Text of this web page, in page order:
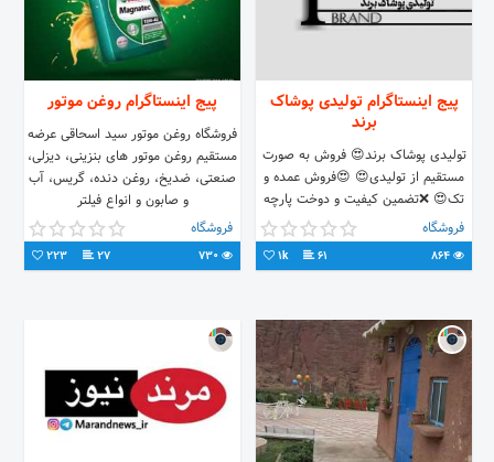
پیج اینستاگرام تولیدی پوشاک
برند
تولیدی پوشاک برند😍 فروش به صورت
مستقیم از تولیدی😍 😍فروش عمده و
تک😍 ❌تضمین کیفیت و دوخت پارچه
ارسال رایگان به سراسر کشور😳 خرید
تک از طریق پیج زیر👇
فروشگاه
61
1k
پیج اینستاگرام روغن موتور
فروشگاه روغن موتور سید اسحاقی عرضه
مستقیم روغن موتور های بنزینی، دیزلی،
صنعتی، ضدیخ، روغن دنده، گریس، آب
و صابون و انواع فیلتر
فروشگاه
27
223